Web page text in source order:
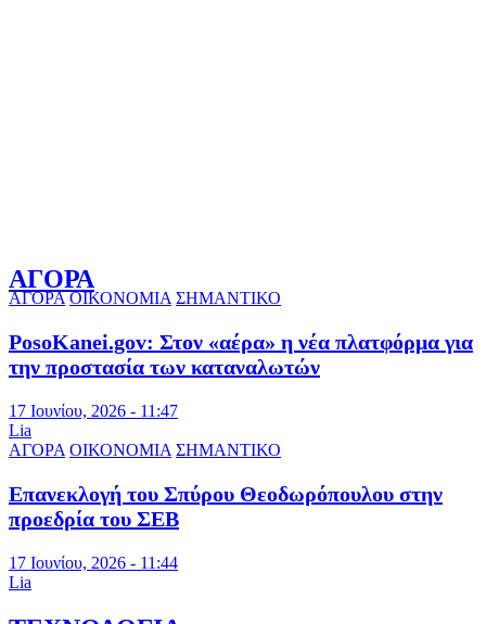
ΑΓΟΡΑ
ΑΓΟΡΑ ΟΙΚΟΝΟΜΙΑ ΣΗΜΑΝΤΙΚΟ
PosoKanei.gov: Στον «αέρα» η νέα πλατφόρμα για
την προστασία των καταναλωτών
17 Ιουνίου, 2026 - 11:47
Lia
ΑΓΟΡΑ ΟΙΚΟΝΟΜΙΑ ΣΗΜΑΝΤΙΚΟ
Επανεκλογή του Σπύρου Θεοδωρόπουλου στην
προεδρία του ΣΕΒ
17 Ιουνίου, 2026 - 11:44
Lia